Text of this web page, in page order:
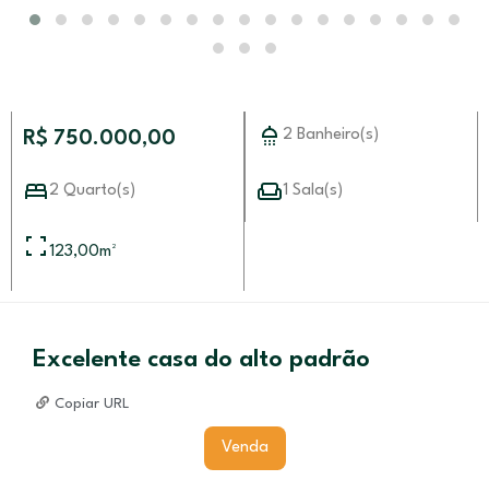
R$ 750.000,00 2 Banheiro(s)
2 Quarto(s) 1 Sala(s)
123,00m²
Excelente casa do alto padrão
Copiar URL
Venda